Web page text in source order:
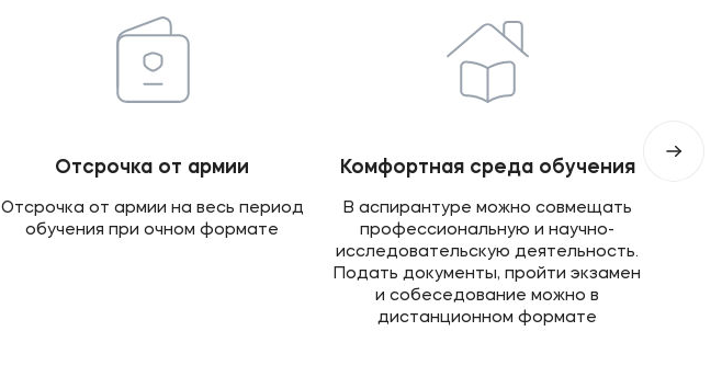
Отсрочка от армии
Отсрочка от армии на весь период
обучения при очном формате
Комфортная среда обучения
В аспирантуре можно совмещать
профессиональную и научно-
исследовательскую деятельность.
Подать документы, пройти экзамен
и собеседование можно в
дистанционном формате